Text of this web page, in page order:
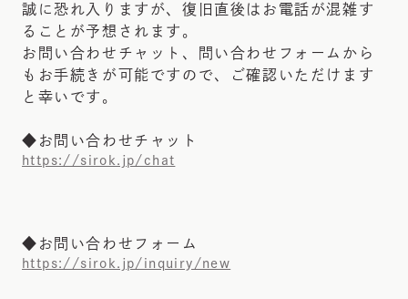
誠に恐れ入りますが、復旧直後はお電話が混雑す
ることが予想されます。
お問い合わせチャット、問い合わせフォームから
もお手続きが可能ですので、ご確認いただけます
と幸いです。
◆お問い合わせチャット
https://sirok.jp/chat
◆お問い合わせフォーム
https://sirok.jp/inquiry/new